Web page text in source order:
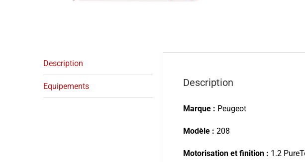
Description
Equipements Description
Marque : Peugeot
Modèle : 208
Motorisation et finition : 1.2